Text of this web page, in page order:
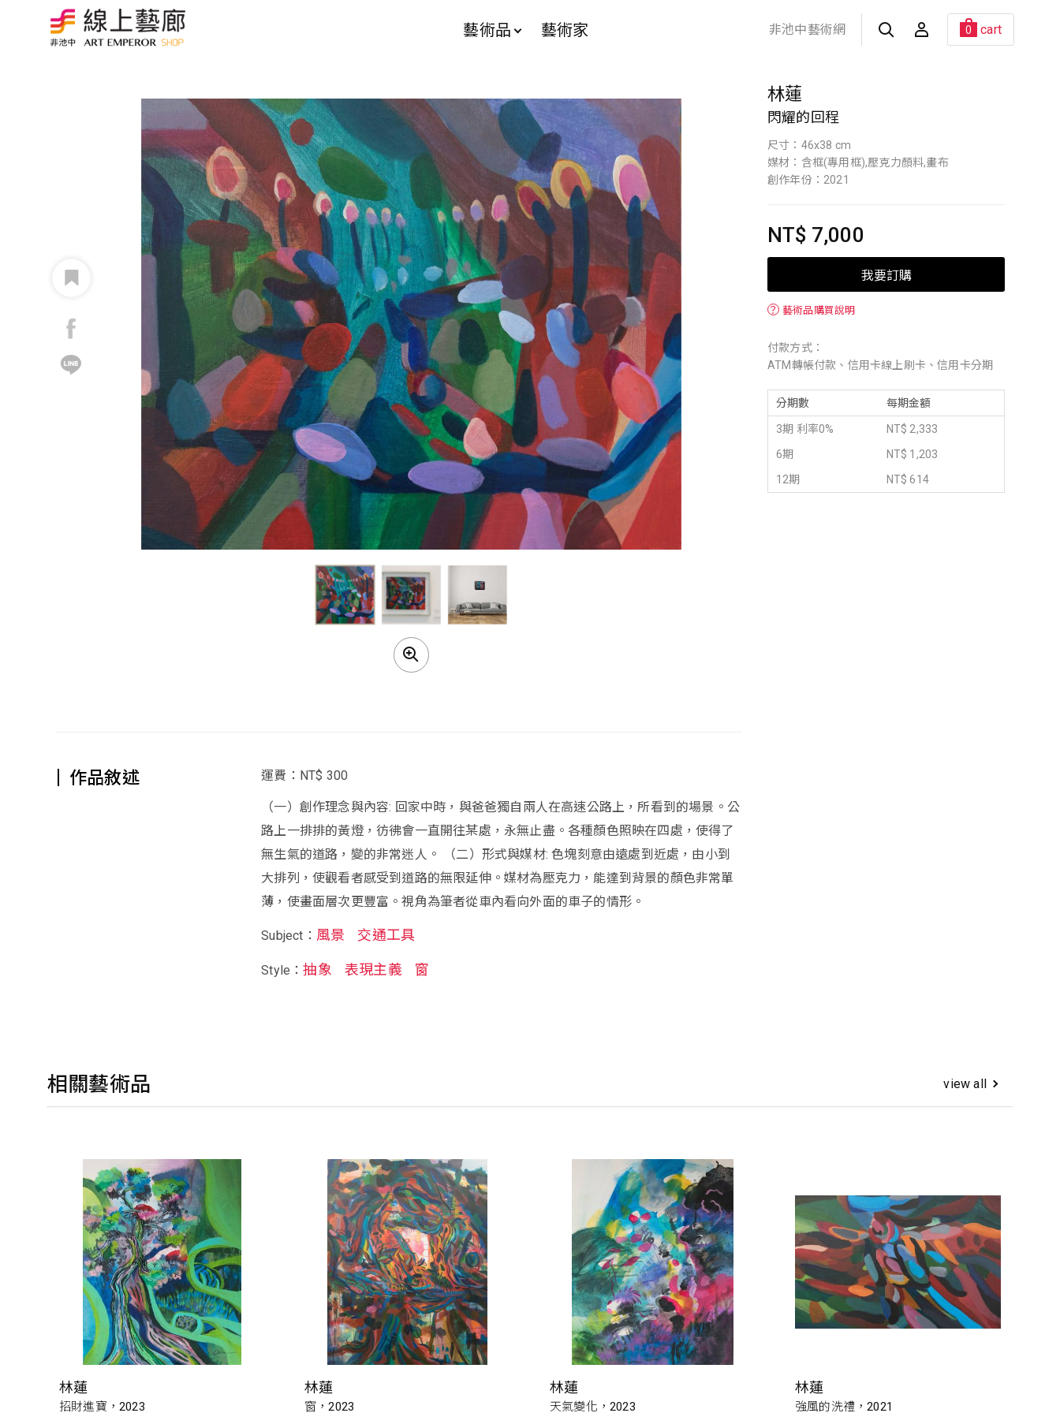
藝術品 藝術家 非池中藝術網 0 cart
林蓮
閃耀的回程
尺寸：46x38 cm
媒材：含框(專用框),壓克力顏料,畫布
創作年份：2021
NT$ 7,000
我要訂購
？ 藝術品購買說明
付款方式：
ATM轉帳付款、信用卡線上刷卡、信用卡分期
分期數 每期金額
3期 利率0%
NT$ 2,333
6期
NT$ 1,203
12期
NT$ 614
作品敘述 運費：NT$ 300
（一）創作理念與內容: 回家中時，與爸爸獨自兩人在高速公路上，所看到的場景。公
路上一排排的黃燈，彷彿會一直開往某處，永無止盡。各種顏色照映在四處，使得了
無生氣的道路，變的非常迷人。 （二）形式與媒材: 色塊刻意由遠處到近處，由小到
大排列，使觀看者感受到道路的無限延伸。媒材為壓克力，能達到背景的顏色非常單
薄，使畫面層次更豐富。視角為筆者從車內看向外面的車子的情形。
Subject： 風景 交通工具
Style：抽象 表現主義 窗
相關藝術品 view all
林蓮
招財進寶，2023
林蓮
窗，2023
林蓮
天氣變化，2023
林蓮
強風的洗禮，2021